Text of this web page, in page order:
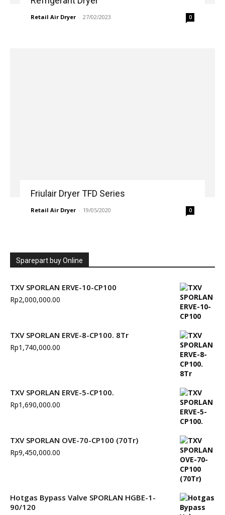
Retail Air Dryer - 27/02/2023 0
Friulair Dryer TFD Series
Retail Air Dryer - 19/05/2020 0
Sparepart buy Online
TXV SPORLAN ERVE-10-CP100
Rp2,000,000.00
TXV SPORLAN ERVE-8-CP100. 8Tr
Rp1,740,000.00
TXV SPORLAN ERVE-5-CP100.
Rp1,690,000.00
TXV SPORLAN OVE-70-CP100 (70Tr)
Rp9,450,000.00
Hotgas Bypass Valve SPORLAN HGBE-1-
90/120